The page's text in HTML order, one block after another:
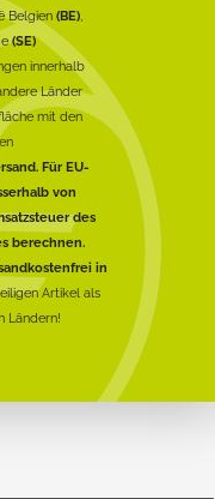
Belgien (BE),
(SE)
innerhalb
Länder
mit den
Für EU-
von
des
berechnen.
in
Artikel als
Ländern!